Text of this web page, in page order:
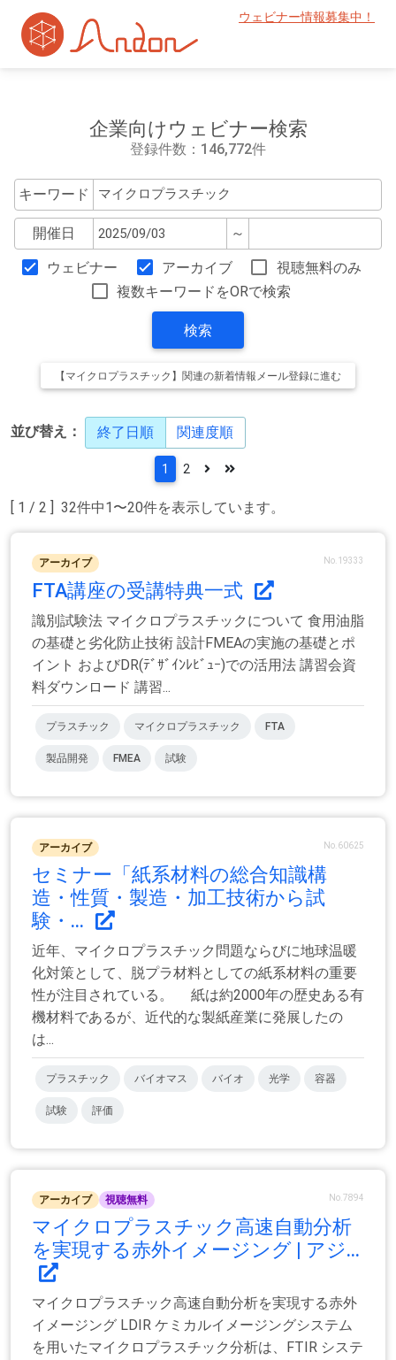
ウェビナー情報募集中！
企業向けウェビナー検索
登録件数：146,772件
キーワード
開催日 ～
ウェビナー アーカイブ
視聴無料のみ
複数キーワードをORで検索
検索
【マイクロプラスチック】関連の新着情報メール登録に進む
並び替え： 終了日順 関連度順
[ 1 / 2 ] 32件中1〜20件を表示しています。
1 2
アーカイブ No.19333
FTA講座の受講特典一式
識別試験法 マイクロプラスチックについて 食用油脂
の基礎と劣化防止技術 設計FMEAの実施の基礎とポ
イント およびDR(ﾃﾞｻﾞｲﾝﾚﾋﾞｭｰ)での活用法 講習会資
料ダウンロード 講習...
プラスチック マイクロプラスチック FTA
製品開発 FMEA 試験
アーカイブ No.60625
セミナー「紙系材料の総合知識構
造・性質・製造・加工技術から試
験・...
近年、マイクロプラスチック問題ならびに地球温暖
化対策として、脱プラ材料としての紙系材料の重要
性が注目されている。 紙は約2000年の歴史ある有
機材料であるが、近代的な製紙産業に発展したの
は...
プラスチック バイオマス バイオ 光学 容器
試験 評価
アーカイブ 視聴無料 No.7894
マイクロプラスチック高速自動分析
を実現する赤外イメージング | アジ...
マイクロプラスチック高速自動分析を実現する赤外
イメージング LDIR ケミカルイメージングシステム
を用いたマイクロプラスチック分析は、FTIR システ